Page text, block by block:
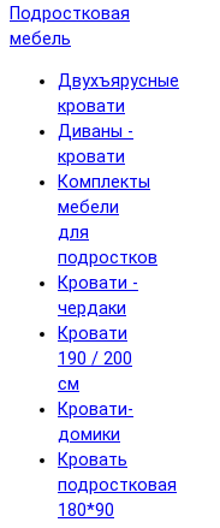
Подростковая
мебель
Двухъярусные
кровати
Диваны -
кровати
Комплекты
мебели
для
подростков
Кровати -
чердаки
Кровати
190 / 200
см
Кровати-
домики
Кровать
подростковая
180*90